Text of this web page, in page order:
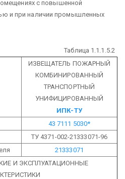
с повышенной
и при наличии промышленных
Таблица 1.1.1.5.2
ИЗВЕЩАТЕЛЬ ПОЖАРНЫЙ
КОМБИНИРОВАННЫЙ
ТРАНСПОРТНЫЙ
УНИФИЦИРОВАННЫЙ
ИПК-ТУ
43 7111 5030*
ТУ 4371-002-21333071-96
21333071
И ЭКСПЛУАТАЦИОННЫЕ